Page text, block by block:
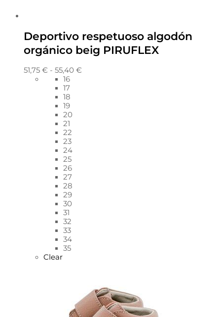
Deportivo respetuoso algodón
orgánico beig PIRUFLEX
51,75 € - 55,40 €
16
17
18
19
20
21
22
23
24
25
26
27
28
29
30
31
32
33
34
35
Clear